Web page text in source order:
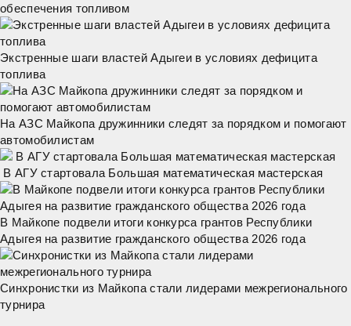
обеспечения топливом
Экстренные шаги властей Адыгеи в условиях дефицита
топлива
На АЗС Майкопа дружинники следят за порядком и помогают
автомобилистам
В АГУ стартовала Большая математическая мастерская
В Майкопе подвели итоги конкурса грантов Республики
Адыгея на развитие гражданского общества 2026 года
Синхронистки из Майкопа стали лидерами межрегионального
турнира